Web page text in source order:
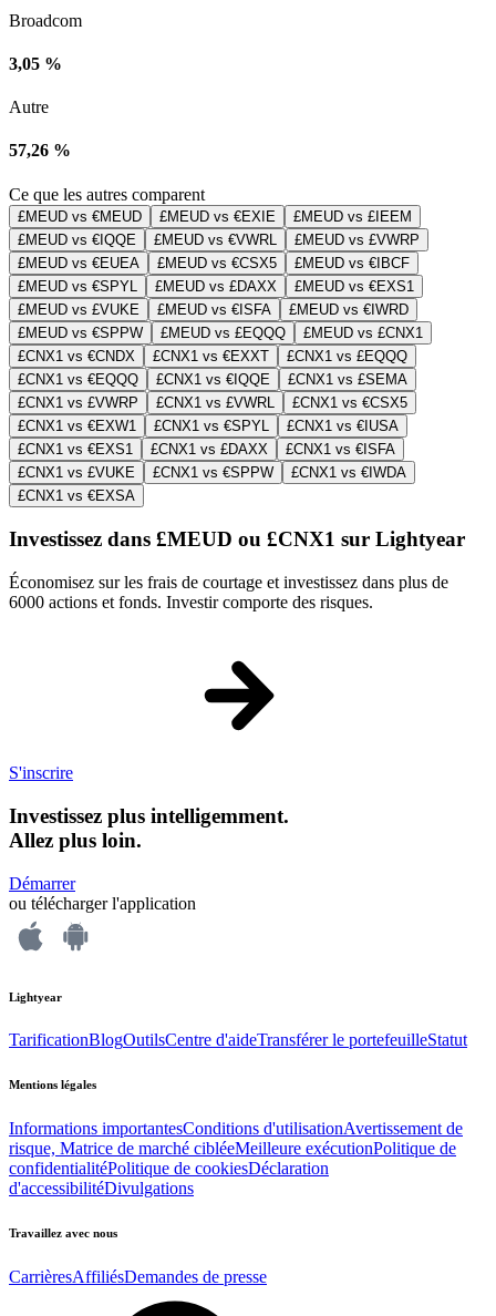
Broadcom
3,05 %
Autre
57,26 %
Ce que les autres comparent
£MEUD vs €MEUD £MEUD vs €EXIE
£MEUD vs £IEEM
£MEUD vs €IQQE
£MEUD vs €VWRL
£MEUD vs £VWRP
£MEUD vs €EUEA
£MEUD vs €CSX5
£MEUD vs €IBCF
£MEUD vs €SPYL
£MEUD vs £DAXX
£MEUD vs €EXS1
£MEUD vs £VUKE
£MEUD vs €ISFA
£MEUD vs €IWRD
£MEUD vs €SPPW
£MEUD vs £EQQQ
£MEUD vs £CNX1
£CNX1 vs €CNDX
£CNX1 vs €EXXT
£CNX1 vs £EQQQ
£CNX1 vs €EQQQ
£CNX1 vs €IQQE
£CNX1 vs £SEMA
£CNX1 vs £VWRP
£CNX1 vs £VWRL
£CNX1 vs €CSX5
£CNX1 vs €EXW1
£CNX1 vs €SPYL
£CNX1 vs €IUSA
£CNX1 vs €EXS1
£CNX1 vs £DAXX
£CNX1 vs €ISFA
£CNX1 vs £VUKE
£CNX1 vs €SPPW
£CNX1 vs €IWDA
£CNX1 vs €EXSA
Investissez dans £MEUD ou £CNX1 sur Lightyear
Économisez sur les frais de courtage et investissez dans plus de
6000 actions et fonds. Investir comporte des risques.
S'inscrire
Investissez plus intelligemment.
Allez plus loin.
Démarrer
ou télécharger l'application
Lightyear
TarificationBlogOutilsCentre d'aideTransférer le portefeuilleStatut
Mentions légales
Informations importantesConditions d'utilisationAvertissement de
risque, Matrice de marché cibléeMeilleure exécutionPolitique de
confidentialitéPolitique de cookiesDéclaration
d'accessibilitéDivulgations
Travaillez avec nous
CarrièresAffiliésDemandes de presse